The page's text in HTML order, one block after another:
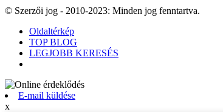
© Szerzői jog - 2010-2023: Minden jog fenntartva.
Oldaltérkép
TOP BLOG
LEGJOBB KERESÉS
E-mail küldése
x